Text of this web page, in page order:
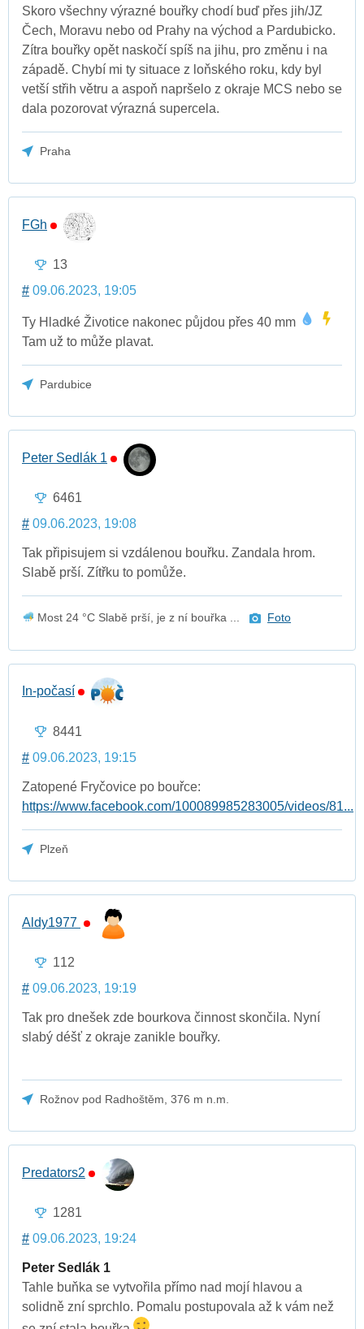
Skoro všechny výrazné bouřky chodí buď přes jih/JZ
Čech, Moravu nebo od Prahy na východ a Pardubicko.
Zítra bouřky opět naskočí spíš na jihu, pro změnu i na
západě. Chybí mi ty situace z loňského roku, kdy byl
vetší střih větru a aspoň napršelo z okraje MCS nebo se
dala pozorovat výrazná supercela.
Praha
FGh
13
# 09.06.2023, 19:05
Ty Hladké Životice nakonec půjdou přes 40 mm
Tam už to může plavat.
Pardubice
Peter Sedlák 1
6461
# 09.06.2023, 19:08
Tak připisujem si vzdálenou bouřku. Zandala hrom.
Slabě prší. Zítřku to pomůže.
Most 24 °C Slabě prší, je z ní bouřka ... Foto
In-počasí
8441
# 09.06.2023, 19:15
Zatopené Fryčovice po bouřce:
https://www.facebook.com/100089985283005/videos/81...
Plzeň
Aldy1977
112
# 09.06.2023, 19:19
Tak pro dnešek zde bourkova činnost skončila. Nyní
slabý déšť z okraje zanikle bouřky.
Rožnov pod Radhoštěm, 376 m n.m.
Predators2
1281
# 09.06.2023, 19:24
Peter Sedlák 1
Tahle buňka se vytvořila přímo nad mojí hlavou a
solidně zní sprchlo. Pomalu postupovala až k vám než